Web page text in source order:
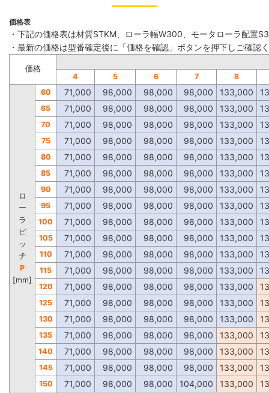
価格表
・下記の価格表は材質STKM、ローラ幅W300、モータローラ配置
・最新の価格は型番確定後に「価格を確認」ボタンを押下しご確認
価格
4
5 6 7 8
ロ
ー
ラ
ピ
ッ
チ
P
[mm]
60 71,000 98,000 98,000 98,000 133,000
65 71,000 98,000 98,000 98,000 133,000
70 71,000 98,000 98,000 98,000 133,000
75 71,000 98,000 98,000 98,000 133,000
80 71,000 98,000 98,000 98,000 133,000
85 71,000 98,000 98,000 98,000 133,000
90 71,000 98,000 98,000 98,000 133,000
95 71,000 98,000 98,000 98,000 133,000
100 71,000 98,000 98,000 98,000 133,000
105 71,000 98,000 98,000 98,000 133,000
110 71,000 98,000 98,000 98,000 133,000
115 71,000 98,000 98,000 98,000 133,000
120 71,000 98,000 98,000 98,000 133,000
125 71,000 98,000 98,000 98,000 133,000
130 71,000 98,000 98,000 98,000 133,000
135 71,000 98,000 98,000 98,000 133,000
140 71,000 98,000 98,000 98,000 133,000
145 71,000 98,000 98,000 98,000 133,000
150 71,000 98,000 98,000 104,000 133,000